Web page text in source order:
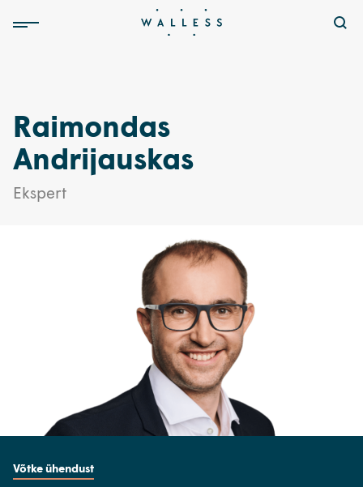
Raimondas
Andrijauskas
Ekspert
Võtke ühendust